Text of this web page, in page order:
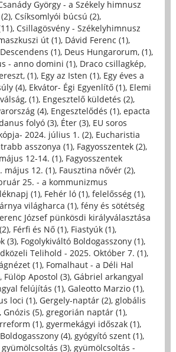
György - a Székely himnusz
, Csíksomlyói búcsú (2),
, Csillagösvény - Székelyhimnusz
út (1), Dávid Ferenc (1),
Descendens (1), Deus Hungarorum, (1),
- anno domini (1), Draco csillagkép,
(1), Egy az Isten (1), Egy éves a
(4), Ekvátor- Égi Egyenlítő (1), Elemi
(1), Engesztelő küldetés (2),
(4), Engesztelődés (1), epacta
folyó (3), Éter (3), EU soros
2024. július 1. (2), Eucharistia
asszonya (1), Fagyosszentek (2),
12-14. (1), Fagyosszentek
május 12. (1), Fausztina nővér (2),
25. - a kommunizmus
(1), Fehér ló (1), felelősség (1),
világharca (1), fény és sötétség
József pünkösdi királyválasztása
, Férfi és Nő (1), Fiastyúk (1),
(3), Fogolykiváltó Boldogasszony (1),
Telihold - 2025. Október 7. (1),
(1), Fomalhaut - a Déli Hal
, Fülöp Apostol (3), Gábriel arkangyal
felújítás (1), Galeotto Marzio (1),
loci (1), Gergely-naptár (2), globális
Gnózis (5), gregorián naptár (1),
(1), gyermekágyi időszak (1),
(4), gyógyító szent (1),
gyümölcsoltás (3), gyümölcsoltás -